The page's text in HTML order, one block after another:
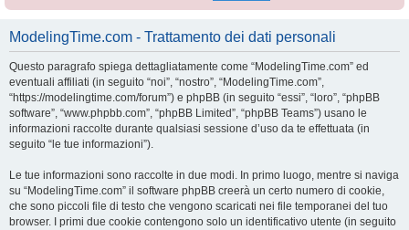
ModelingTime.com - Trattamento dei dati personali
Questo paragrafo spiega dettagliatamente come “ModelingTime.com” ed
eventuali affiliati (in seguito “noi”, “nostro”, “ModelingTime.com”,
“https://modelingtime.com/forum”) e phpBB (in seguito “essi”, “loro”, “phpBB
software”, “www.phpbb.com”, “phpBB Limited”, “phpBB Teams”) usano le
informazioni raccolte durante qualsiasi sessione d’uso da te effettuata (in
seguito “le tue informazioni”).
Le tue informazioni sono raccolte in due modi. In primo luogo, mentre si naviga
su “ModelingTime.com” il software phpBB creerà un certo numero di cookie,
che sono piccoli file di testo che vengono scaricati nei file temporanei del tuo
browser. I primi due cookie contengono solo un identificativo utente (in seguito